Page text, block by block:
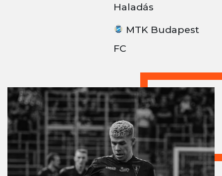
Haladás
MTK Budapest
FC